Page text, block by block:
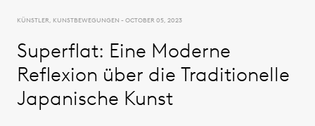
KÜNSTLER, KUNSTBEWEGUNGEN - OCTOBER 05, 2023
Superflat: Eine Moderne
Reflexion über die Traditionelle
Japanische Kunst